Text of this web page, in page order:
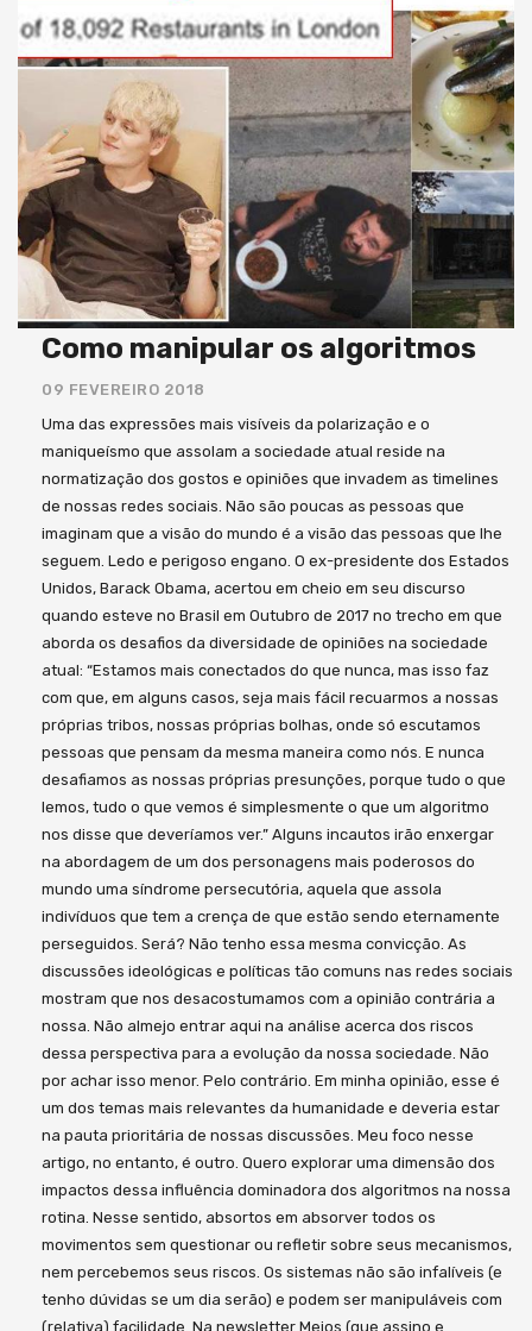
Como manipular os algoritmos
09 FEVEREIRO 2018
Uma das expressões mais visíveis da polarização e o
maniqueísmo que assolam a sociedade atual reside na
normatização dos gostos e opiniões que invadem as timelines
de nossas redes sociais. Não são poucas as pessoas que
imaginam que a visão do mundo é a visão das pessoas que lhe
seguem. Ledo e perigoso engano. O ex-presidente dos Estados
Unidos, Barack Obama, acertou em cheio em seu discurso
quando esteve no Brasil em Outubro de 2017 no trecho em que
aborda os desafios da diversidade de opiniões na sociedade
atual: “Estamos mais conectados do que nunca, mas isso faz
com que, em alguns casos, seja mais fácil recuarmos a nossas
próprias tribos, nossas próprias bolhas, onde só escutamos
pessoas que pensam da mesma maneira como nós. E nunca
desafiamos as nossas próprias presunções, porque tudo o que
lemos, tudo o que vemos é simplesmente o que um algoritmo
nos disse que deveríamos ver.” Alguns incautos irão enxergar
na abordagem de um dos personagens mais poderosos do
mundo uma síndrome persecutória, aquela que assola
indivíduos que tem a crença de que estão sendo eternamente
perseguidos. Será? Não tenho essa mesma convicção. As
discussões ideológicas e políticas tão comuns nas redes sociais
mostram que nos desacostumamos com a opinião contrária a
nossa. Não almejo entrar aqui na análise acerca dos riscos
dessa perspectiva para a evolução da nossa sociedade. Não
por achar isso menor. Pelo contrário. Em minha opinião, esse é
um dos temas mais relevantes da humanidade e deveria estar
na pauta prioritária de nossas discussões. Meu foco nesse
artigo, no entanto, é outro. Quero explorar uma dimensão dos
impactos dessa influência dominadora dos algoritmos na nossa
rotina. Nesse sentido, absortos em absorver todos os
movimentos sem questionar ou refletir sobre seus mecanismos,
nem percebemos seus riscos. Os sistemas não são infalíveis (e
tenho dúvidas se um dia serão) e podem ser manipuláveis com
(relativa) facilidade. Na newsletter Meios (que assino e